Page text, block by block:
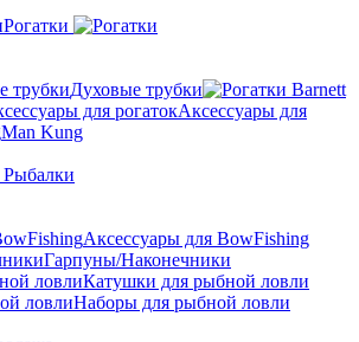
Рогатки
Духовые трубки
Аксессуары для
Man Kung
Аксессуары для BowFishing
Гарпуны/Наконечники
Катушки для рыбной ловли
Наборы для рыбной ловли